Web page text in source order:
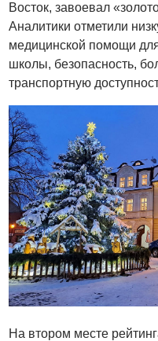
Восток, завоевал
Аналитики отметили
медицинской помощи
школы, безопасность,
транспортную
На втором месте